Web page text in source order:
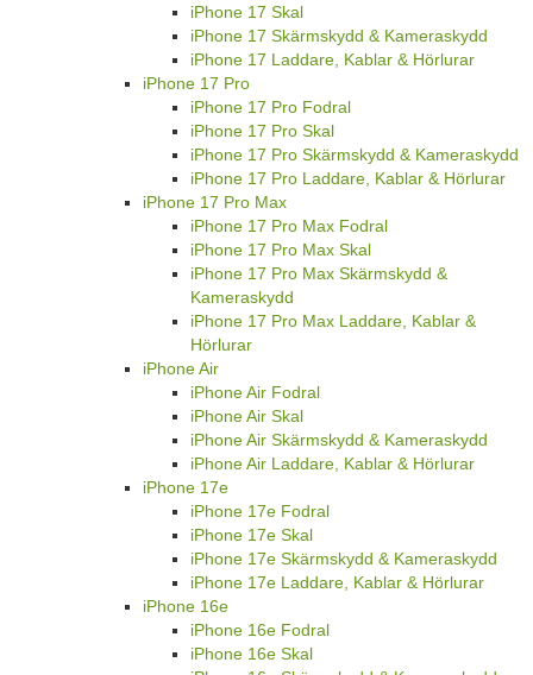
iPhone 17 Skal
iPhone 17 Skärmskydd & Kameraskydd
iPhone 17 Laddare, Kablar & Hörlurar
iPhone 17 Pro
iPhone 17 Pro Fodral
iPhone 17 Pro Skal
iPhone 17 Pro Skärmskydd & Kameraskydd
iPhone 17 Pro Laddare, Kablar & Hörlurar
iPhone 17 Pro Max
iPhone 17 Pro Max Fodral
iPhone 17 Pro Max Skal
iPhone 17 Pro Max Skärmskydd &
Kameraskydd
iPhone 17 Pro Max Laddare, Kablar &
Hörlurar
iPhone Air
iPhone Air Fodral
iPhone Air Skal
iPhone Air Skärmskydd & Kameraskydd
iPhone Air Laddare, Kablar & Hörlurar
iPhone 17e
iPhone 17e Fodral
iPhone 17e Skal
iPhone 17e Skärmskydd & Kameraskydd
iPhone 17e Laddare, Kablar & Hörlurar
iPhone 16e
iPhone 16e Fodral
iPhone 16e Skal